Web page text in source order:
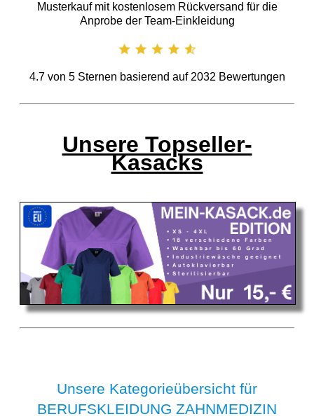
Musterkauf mit kostenlosem Rückversand für die
Anprobe der Team-Einkleidung
4.7von 5Sternen basierend auf 2032 Bewertungen
Unsere Topseller-
Kasacks
Unsere Kategorieübersicht für
BERUFSKLEIDUNG ZAHNMEDIZIN